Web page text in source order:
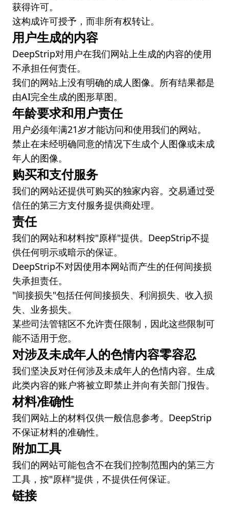
获得许可。
这构成许可授予，而非所有权转让。
用户生成的内容
DeepStrip对用户在我们网站上生成的内容的使用
不承担任何责任。
我们的网站上没有明确的成人图像。所有结果都是
由AI完全生成的图形草图。
年龄要求和用户责任
用户必须年满21岁才能访问和使用我们的网站。
禁止在未经明确同意的情况下生成个人图像或未成
年人的图像。
购买和支付服务
我们的网站还提供可购买的独家内容。交易通过受
信任的第三方支付服务提供商处理。
责任
我们的网站和材料按"原样"提供。DeepStrip不提
供任何明示或暗示的保证。
DeepStrip不对因使用本网站而产生的任何间接损
失承担责任。
"间接损失"包括任何间接损失、利润损失、收入损
失、业务损失。
某些司法管辖区不允许责任限制，因此这些限制可
能不适用于您。
对涉及未成年人的色情内容零容忍
我们坚决反对任何涉及未成年人的色情内容。生成
此类内容的账户将被立即禁止并向有关部门报告。
材料准确性
我们网站上的材料仅供一般信息参考。DeepStrip
不保证材料的准确性。
附加工具
我们的网站可能包含不在我们控制范围内的第三方
工具，按"原样"提供，不提供任何保证。
链接